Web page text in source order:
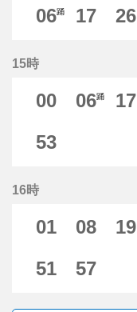
06踊 17 26
15時
00 06踊 17
53
16時
01 08 19
51
57